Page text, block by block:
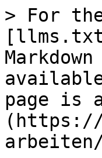
> For
page is
(https://